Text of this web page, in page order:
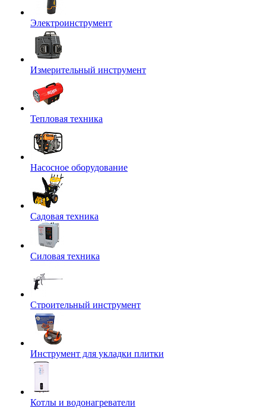
Электроинструмент
Измерительный инструмент
Тепловая техника
Насосное оборудование
Садовая техника
Силовая техника
Строительный инструмент
Инструмент для укладки плитки
Котлы и водонагреватели